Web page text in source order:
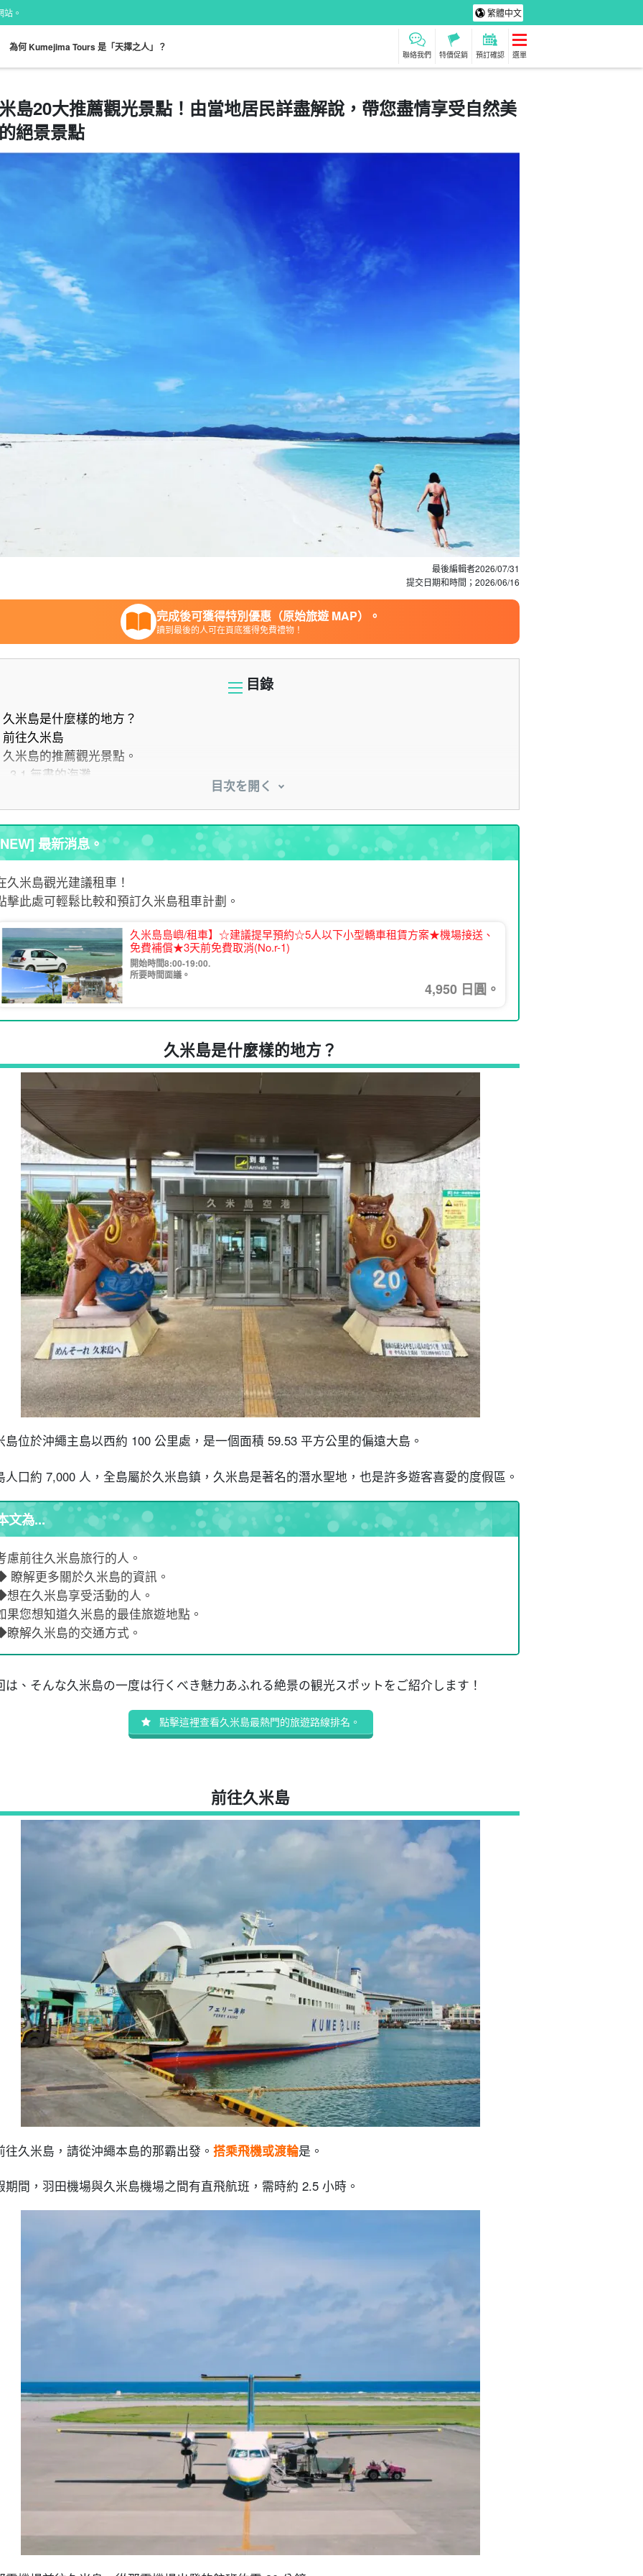
。 繁體中文
為何 Kumejima Tours 是「天擇之人」？
聯絡我們 特價促銷 預訂確認 選單
恨之濱之旅
租車
島20大推薦觀光景點！由當地居民詳盡解說，帶您盡情享受自然美
絕景景點
最後編輯者2026/07/31
提交日期和時間； 2026/06/16
完成後可獲得特別優惠（原始旅遊 MAP）。
讀到最後的人可在頁底獲得免費禮物！
目錄
久米島是什麼樣的地方？
前往久米島
久米島的推薦觀光景點。
3.1 無盡的海灘
3.3榻榻米石
3.4上江城遺址
3.5薄片海灘（例如：洗淨後曬乾在碟子上）
3.7Arra 海灘
3.8HIYATA BANTA
3.9日本白松
3.10久米島螢火蟲博物館
3.11久米島海龜博物館
3.12Uimarukan, Kumejima Tsumugi no Sato
3.13奧竹島
3.14熱帶魚屋
3.17久米島的久米仙（泡盛酒造所）
3.18米島酒造
3.19久米島礁（潛水點）
3.20達摩山園區
久米島上的推薦活動
4.1浮潛
4.2潛水
4.3恨之浜登陸之旅
4.4錯誤經驗
如何在久米島遊覽
5.1租車
5.2城巴
5.3計程車
出租自行車和腳踏車
目次を開く
最新消息。
久米島觀光建議租車！
擊此處可輕鬆比較和預訂久米島租車計劃。
久米島島嶼/租車】☆建議提早預約☆5人以下小型轎車租賃方案★機場接送、
免費補償★3天前免費取消(No.r-1)
開始時間8:00-19:00.
所要時間面議。
4,950 日圓。
久米島是什麼樣的地方？
島位於沖繩主島以西約 100 公里處，是一個面積 59.53 平方公里的偏遠大島。
人口約 7,000 人，全島屬於久米島鎮，久米島是著名的潛水聖地，也是許多遊客喜愛的度假區。
文為...
慮前往久米島旅行的人。
瞭解更多關於久米島的資訊。
在久米島享受活動的人。
果您想知道久米島的最佳旅遊地點。
解久米島的交通方式。
は、そんな久米島の一度は行くべき魅力あふれる絶景の観光スポットをご紹介します！
點擊這裡查看久米島最熱門的旅遊路線排名。
前往久米島
往久米島，請從沖繩本島的那霸出發。 搭乘飛機或渡輪是。
期間，羽田機場與久米島機場之間有直飛航班，需時約 2.5 小時。